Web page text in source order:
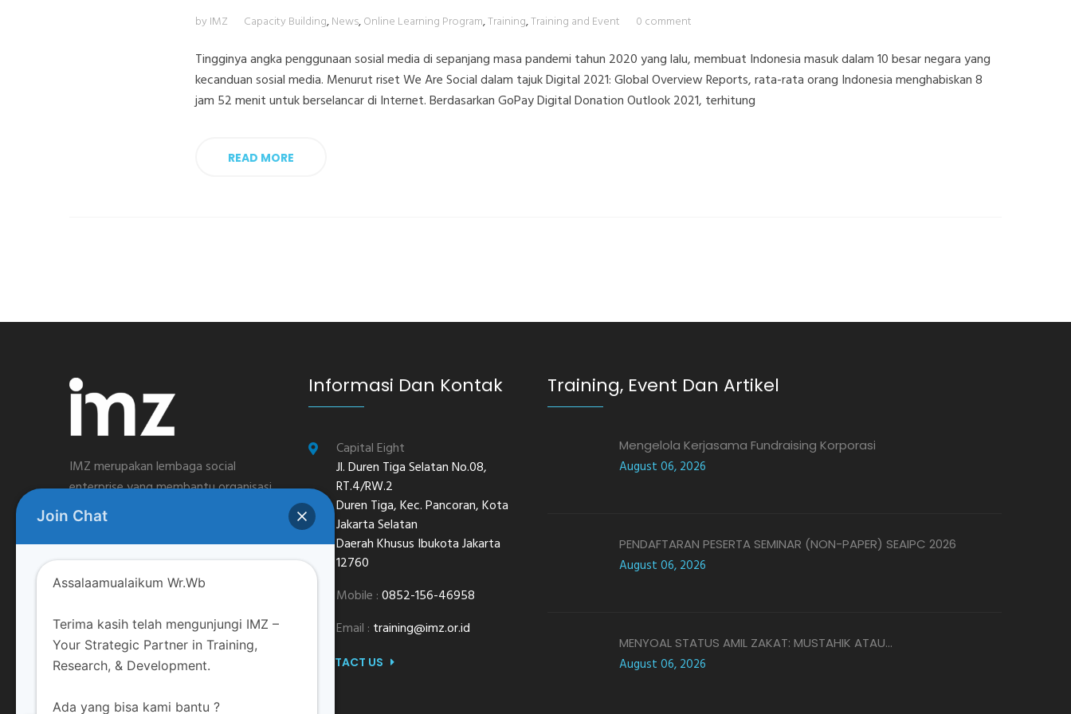
by IMZ Capacity Building,News,Online Learning Program,Training,Training and Event 0 comment
Tingginya angka penggunaan sosial media di sepanjang masa pandemi tahun 2020 yang lalu, membuat Indonesia masuk dalam 10 besar negara yang
kecanduan sosial media. Menurut riset We Are Social dalam tajuk Digital 2021: Global Overview Reports, rata-rata orang Indonesia menghabiskan 8
jam 52 menit untuk berselancar di Internet. Berdasarkan GoPay Digital Donation Outlook 2021, terhitung
READ MORE
IMZ merupakan lembaga social
enterprise yang membantu organisasi
profit dan nirlaba di bidang leadership,
pengembangan SDM dan
pemberdayaan masyarakat berbasis
Informasi Dan Kontak
Capital Eight
Jl. Duren Tiga Selatan No.08,
RT.4/RW.2
Duren Tiga, Kec. Pancoran, Kota
Jakarta Selatan
Daerah Khusus Ibukota Jakarta
12760
Mobile :0852-156-46958
Email : training@imz.or.id
CONTACT US
Training, Event Dan Artikel
Mengelola Kerjasama Fundraising Korporasi
August 06, 2026
PENDAFTARAN PESERTA SEMINAR (NON-PAPER) SEAIPC 2026
August 06, 2026
MENYOAL STATUS AMIL ZAKAT: MUSTAHIK ATAU...
August 06, 2026
Join Chat
Assalaamualaikum Wr.Wb
Terima kasih telah mengunjungi IMZ –
Your Strategic Partner in Training,
Research, & Development.
Ada yang bisa kami bantu ?